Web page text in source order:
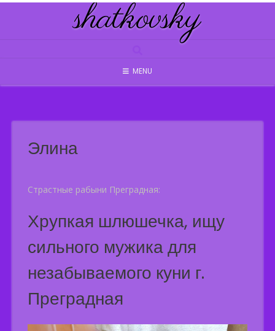
Skip
shatkovsky
MENU
Элина
Страстные рабыни Преградная:
Хрупкая шлюшечка, ищу
сильного мужика для
незабываемого куни г.
Преградная